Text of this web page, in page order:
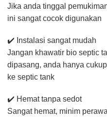
Jika anda tinggal
ini sangat cocok digunakan
✔️ Instalasi sangat mudah
Jangan khawatir bio septic
dipasang, anda hanya
ke septic tank
✔️ Hemat tanpa sedot
Sangat hemat, minim